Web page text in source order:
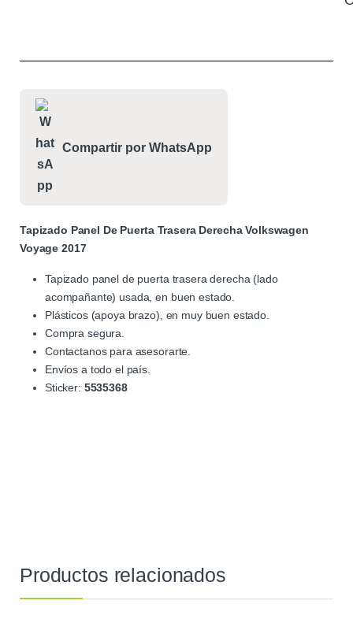
Compartir por WhatsApp
Tapizado Panel De Puerta Trasera Derecha Volkswagen
Voyage 2017
Tapizado panel de puerta trasera derecha (lado
acompañante) usada, en buen estado.
Plásticos (apoya brazo), en muy buen estado.
Compra segura.
Contactanos para asesorarte.
Envíos a todo el país.
Sticker: 5535368
Productos relacionados